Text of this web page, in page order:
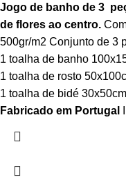
Jogo de banho de 3
de flores ao centro.
500gr/m2 Conjunto de 3
1 toalha de banho
1 toalha de rosto
1 toalha de bidé 30x50cm
Fabricado em Portugal